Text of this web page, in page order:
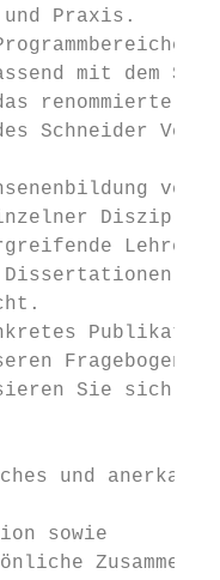
Praxis.
mit dem
renommierte
Schneider
ab
Fragebogen
Sie sich
und
sowie